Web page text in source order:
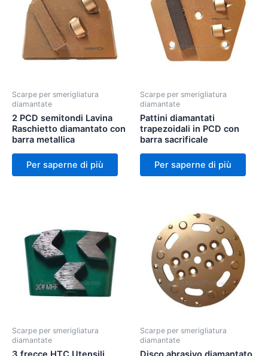
Scarpe per smerigliatura
diamantate
2 PCD semitondi Lavina
Raschietto diamantato con
barra metallica
Per saperne di più
Scarpe per smerigliatura
diamantate
Pattini diamantati
trapezoidali in PCD con
barra sacrificale
Per saperne di più
Scarpe per smerigliatura
diamantate
Scarpe per smerigliatura
diamantate